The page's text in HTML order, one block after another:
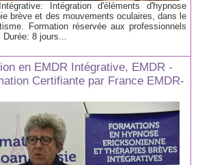
Intégration d'éléments d'hypnose
brève et des mouvements oculaires, dans le
Formation réservée aux professionnels
8 jours...
en EMDR Intégrative, EMDR -
Certifiante par France EMDR-